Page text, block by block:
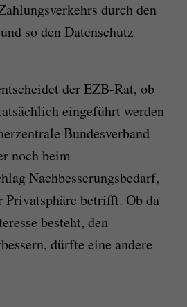
durch den
so den Datenschutz
der EZB-Rat, ob
eingeführt werden
Bundesverband
noch beim
Nachbesserungsbedarf,
Privatsphäre betrifft. Ob da
besteht, den
dürfte eine andere